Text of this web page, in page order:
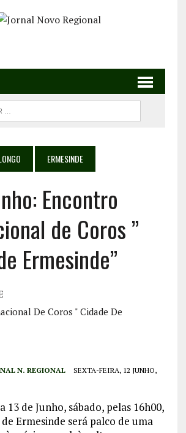
ERMESINDE
Encontro
de Coros ”
Ermesinde”
De Coros " Cidade De
N. REGIONAL
SEXTA-FEIRA, 12 JUNHO,
13 de Junho, sábado, pelas 16h00,
Ermesinde será palco de uma